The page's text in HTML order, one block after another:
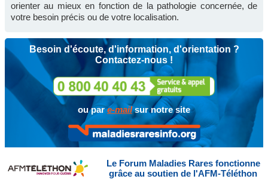
orienter au mieux en fonction de la pathologie concernée, de
votre besoin précis ou de votre localisation.
Besoin d'écoute, d'information, d'orientation ?
Contactez-nous !
ou pare-mailsur notre site
Le Forum Maladies Rares fonctionne
grâce au soutien de l'AFM-Téléthon